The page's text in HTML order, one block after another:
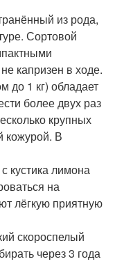
из рода,
Сортовой
капризен в ходе.
1 кг) обладает
более двух раз
крупных
кожурой. В
кустика лимона
на
лёгкую приятную
скороспелый
через 3 года